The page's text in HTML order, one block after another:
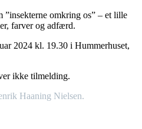
omkring os” – et lille
farver og adfærd.
2024 kl. 19.30 i Hummerhuset,
ikke tilmelding.
Haaning Nielsen.